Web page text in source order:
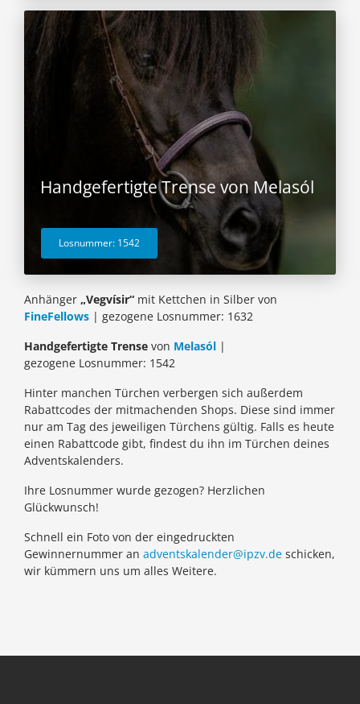
Handgefertigte Trense von Melasól
Losnummer: 1542
Anhänger „Vegvísir“ mit Kettchen in Silber von
FineFellows | gezogene Losnummer: 1632
Handgefertigte Trense von Melasól |
gezogene Losnummer: 1542
Hinter manchen Türchen verbergen sich außerdem
Rabattcodes der mitmachenden Shops. Diese sind immer
nur am Tag des jeweiligen Türchens gültig. Falls es heute
einen Rabattcode gibt, findest du ihn im Türchen deines
Adventskalenders.
Ihre Losnummer wurde gezogen? Herzlichen
Glückwunsch!
Schnell ein Foto von der eingedruckten
Gewinnernummer an adventskalender@ipzv.de schicken,
wir kümmern uns um alles Weitere.